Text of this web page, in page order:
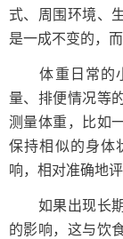
式、周围环境、
是一成不变的，
体重日常的小
量、排便情况等
测量体重，比如
保持相似的身体
响，相对准确地
如果出现长期
的影响，这与饮